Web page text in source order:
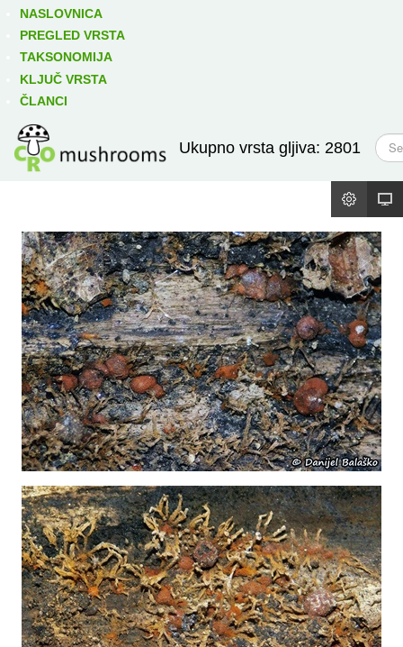
NASLOVNICA
PREGLED VRSTA
TAKSONOMIJA
KLJUČ VRSTA
ČLANCI
Ukupno vrsta gljiva: 2801
T
r
ž
Izravno podređene niže takse: